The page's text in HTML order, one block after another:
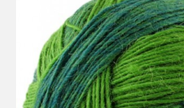
Häkel Techniken
Shop
Kasse